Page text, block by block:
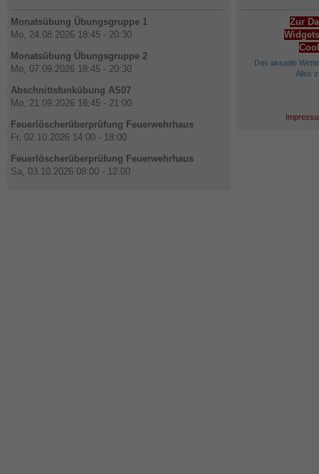
Monatsübung Übungsgruppe 1
Mo, 24.08.2026 18:45 - 20:30
Monatsübung Übungsgruppe 2
Mo, 07.09.2026 18:45 - 20:30
Abschnittsfunkübung AS07
Mo, 21.09.2026 18:45 - 21:00
Feuerlöscherüberprüfung Feuerwehrhaus
Fr, 02.10.2026 14:00 - 18:00
Feuerlöscherüberprüfung Feuerwehrhaus
Sa, 03.10.2026 08:00 - 12:00
Zur
Das aktuelle
Alles